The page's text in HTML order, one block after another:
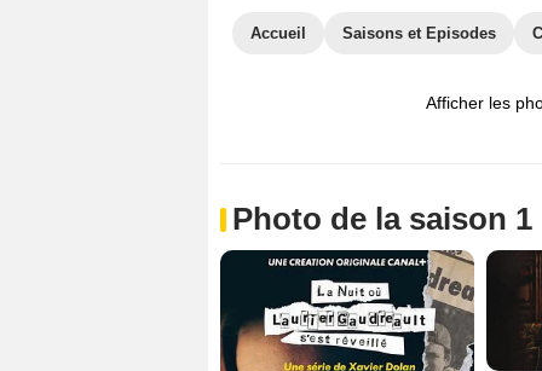
Accueil Saisons et Episodes
Afficher les
Photo de la saison 1